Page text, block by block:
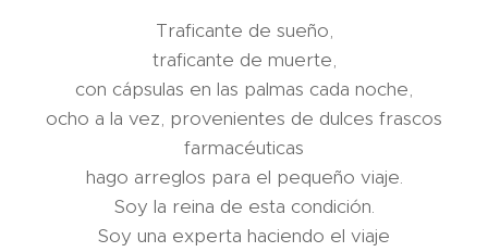
Traficante de sueño,
traficante de muerte,
con cápsulas en las palmas cada noche,
ocho a la vez, provenientes de dulces frascos
farmacéuticas
hago arreglos para el pequeño viaje.
Soy la reina de esta condición.
Soy una experta haciendo el viaje